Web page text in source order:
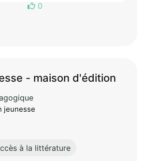
0
- maison d'édition
jeunesse
à la littérature